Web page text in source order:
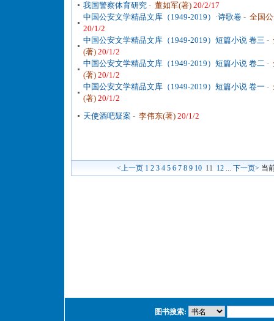
我国警察体育研究 - 董如军(著) 20/2/17
中国公安文学精品文库（1949-2019）·诗歌卷 - 全国
20/1/2
中国公安文学精品文库（1949-2019）短篇小说 卷三 -
(著) 20/1/2
中国公安文学精品文库（1949-2019）短篇小说 卷二 -
(著) 20/1/2
中国公安文学精品文库（1949-2019）短篇小说 卷一 -
(著) 20/1/2
天使酒吧疑案 - 李伟东(著) 20/1/2
<上一页 1 2 3 4 5 6 7 8 9 10 11 12 ... 下一页> 当
图书搜索: